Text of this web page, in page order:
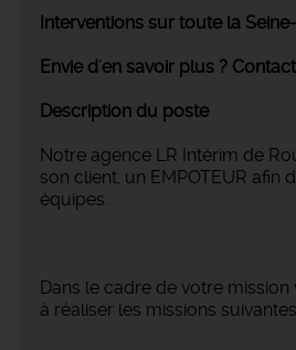
Interventions sur toute la
Envie d'en savoir plus ?
Description du poste
Notre agence LR Intérim de
son client, un EMPOTEUR afin
équipes.
Dans le cadre de votre
à réaliser les missions